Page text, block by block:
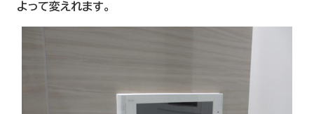
よって変えれます。